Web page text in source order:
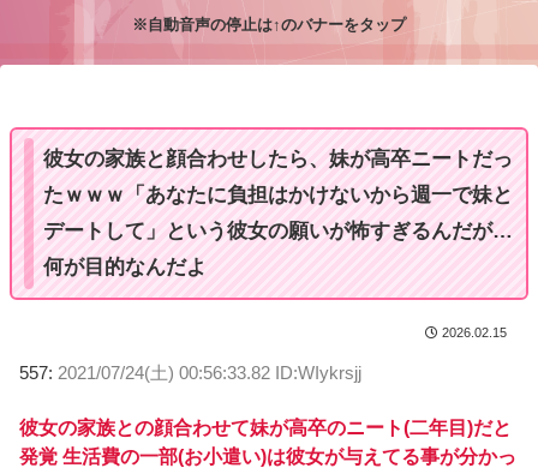
※自動音声の停止は↑のバナーをタップ
彼女の家族と顔合わせしたら、妹が高卒ニートだっ
たｗｗｗ「あなたに負担はかけないから週一で妹と
デートして」という彼女の願いが怖すぎるんだが…
何が目的なんだよ
2026.02.15
557: 2021/07/24(土) 00:56:33.82 ID:WIykrsjj
彼女の家族との顔合わせて妹が高卒のニート(二年目)だと
発覚 生活費の一部(お小遣い)は彼女が与えてる事が分かっ